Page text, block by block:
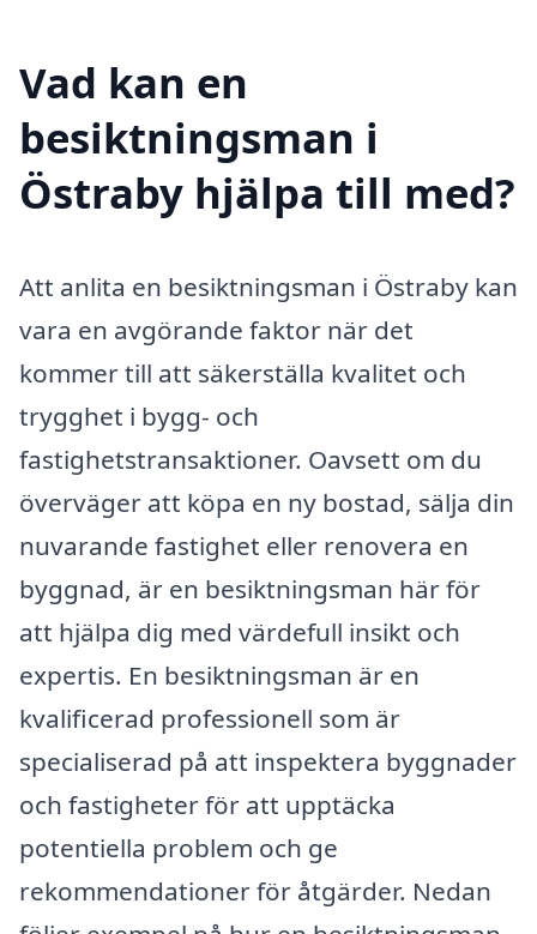
Vad kan en
besiktningsman i
Östraby hjälpa till med?
Att anlita en besiktningsman i Östraby kan
vara en avgörande faktor när det
kommer till att säkerställa kvalitet och
trygghet i bygg- och
fastighetstransaktioner. Oavsett om du
överväger att köpa en ny bostad, sälja din
nuvarande fastighet eller renovera en
byggnad, är en besiktningsman här för
att hjälpa dig med värdefull insikt och
expertis. En besiktningsman är en
kvalificerad professionell som är
specialiserad på att inspektera byggnader
och fastigheter för att upptäcka
potentiella problem och ge
rekommendationer för åtgärder. Nedan